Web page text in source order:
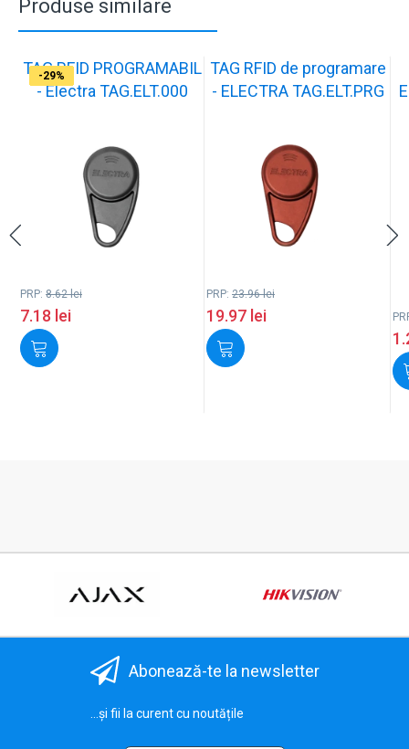
Produse similare
-17%
TAG RFID PROGRAMABIL
- Electra TAG.ELT.000
PRP: 8.62lei
7.18 lei
-17%
TAG RFID de programare
- ELECTRA TAG.ELT.PRG
PRP: 23.96lei
19.97 lei
-17%
-37%
-17%
-17%
-17%
-17%
-17%
-29%
Abonează-te la newsletter
...și fii la curent cu noutățile